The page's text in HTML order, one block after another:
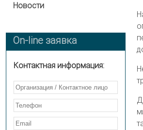
Новости
On-line заявка
Контактная информация: